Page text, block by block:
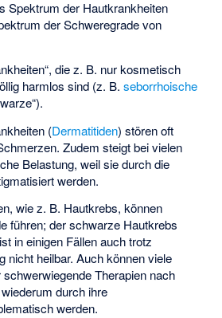
Spektrum der Hautkrankheiten
der Schweregrade von
die z. B. nur kosmetisch
harmlos sind (z. B.seborrhoische
(Dermatitiden) stören oft
Zudem steigt bei vielen
Belastung, weil sie durch die
werden.
wie z. B. Hautkrebs, können
führen; der schwarze Hautkrebs
in einigen Fällen auch trotz
nicht heilbar. Auch können viele
Therapien nach
durch ihre
werden.